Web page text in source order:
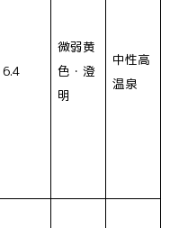
6.4
微弱黄
色・澄
明
中性高
温泉